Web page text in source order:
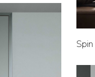
Spin